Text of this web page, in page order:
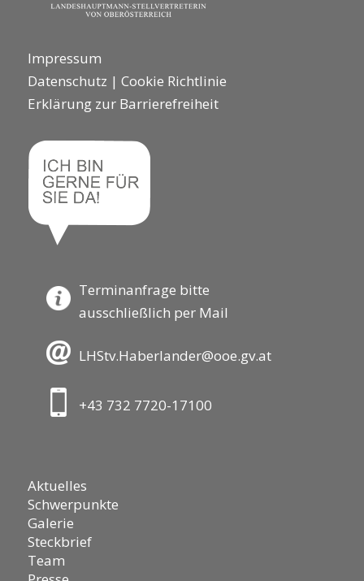
Impressum
Datenschutz | Cookie Richtlinie
Erklärung zur Barrierefreiheit
Terminanfrage bitte
ausschließlich per Mail
LHStv.Haberlander@ooe.gv.at
+43 732 7720-17100
Aktuelles
Schwerpunkte
Galerie
Steckbrief
Team